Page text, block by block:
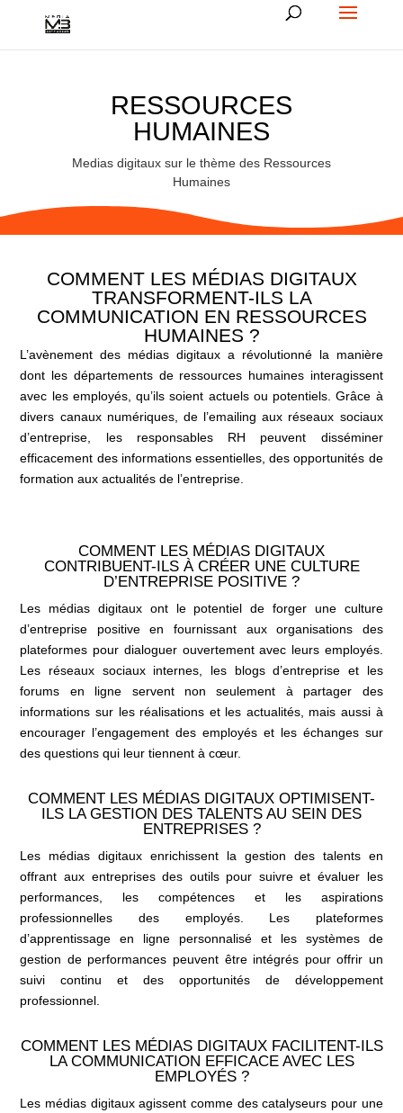
RESSOURCES
HUMAINES
Medias digitaux sur le thème des Ressources
Humaines
COMMENT LES MÉDIAS DIGITAUX
TRANSFORMENT-ILS LA
COMMUNICATION EN RESSOURCES
HUMAINES ?
L’avènement des médias digitaux a révolutionné la manière
dont les départements de ressources humaines interagissent
avec les employés, qu’ils soient actuels ou potentiels. Grâce à
divers canaux numériques, de l’emailing aux réseaux sociaux
d’entreprise, les responsables RH peuvent disséminer
efficacement des informations essentielles, des opportunités de
formation aux actualités de l’entreprise.
COMMENT LES MÉDIAS DIGITAUX
CONTRIBUENT-ILS À CRÉER UNE CULTURE
D’ENTREPRISE POSITIVE ?
Les médias digitaux ont le potentiel de forger une culture
d’entreprise positive en fournissant aux organisations des
plateformes pour dialoguer ouvertement avec leurs employés.
Les réseaux sociaux internes, les blogs d’entreprise et les
forums en ligne servent non seulement à partager des
informations sur les réalisations et les actualités, mais aussi à
encourager l’engagement des employés et les échanges sur
des questions qui leur tiennent à cœur.
COMMENT LES MÉDIAS DIGITAUX OPTIMISENT-
ILS LA GESTION DES TALENTS AU SEIN DES
ENTREPRISES ?
Les médias digitaux enrichissent la gestion des talents en
offrant aux entreprises des outils pour suivre et évaluer les
performances, les compétences et les aspirations
professionnelles des employés. Les plateformes
d’apprentissage en ligne personnalisé et les systèmes de
gestion de performances peuvent être intégrés pour offrir un
suivi continu et des opportunités de développement
professionnel.
COMMENT LES MÉDIAS DIGITAUX FACILITENT-ILS
LA COMMUNICATION EFFICACE AVEC LES
EMPLOYÉS ?
Les médias digitaux agissent comme des catalyseurs pour une